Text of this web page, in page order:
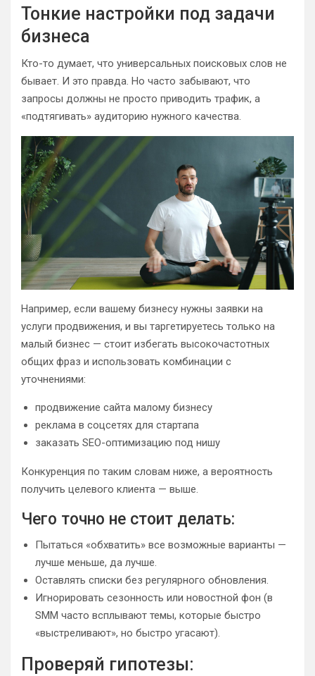
Тонкие настройки под задачи
бизнеса
Кто-то думает, что универсальных поисковых слов не
бывает. И это правда. Но часто забывают, что
запросы должны не просто приводить трафик, а
«подтягивать» аудиторию нужного качества.
Например, если вашему бизнесу нужны заявки на
услуги продвижения, и вы таргетируетесь только на
малый бизнес — стоит избегать высокочастотных
общих фраз и использовать комбинации с
уточнениями:
продвижение сайта малому бизнесу
реклама в соцсетях для стартапа
заказать SEO-оптимизацию под нишу
Конкуренция по таким словам ниже, а вероятность
получить целевого клиента — выше.
Чего точно не стоит делать:
Пытаться «обхватить» все возможные варианты —
лучше меньше, да лучше.
Оставлять списки без регулярного обновления.
Игнорировать сезонность или новостной фон (в
SMM часто всплывают темы, которые быстро
«выстреливают», но быстро угасают).
Проверяй гипотезы: